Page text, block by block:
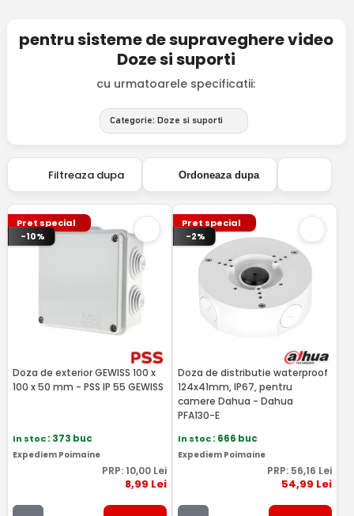
pentru sisteme de supraveghere video
Doze si suporti
cu urmatoarele specificatii:
Categorie: Doze si suporti
Filtreaza dupa Ordoneaza dupa
Pret special
-10%
Doza de exterior GEWISS 100 x
100 x 50 mm - PSS IP 55 GEWISS
In stoc: 373 buc
Expediem Poimaine
PRP: 10,00Lei
8,99 Lei
Pret special
-2%
Doza de distributie waterproof
124x41mm, IP67, pentru
camere Dahua - Dahua
PFA130-E
In stoc: 666 buc
Expediem Poimaine
PRP: 56,16 Lei
54,99 Lei